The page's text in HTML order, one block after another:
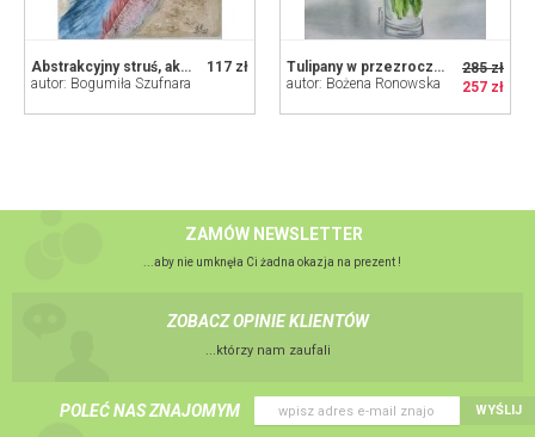
117 zł
Abstrakcyjny struś, akwarela.
autor: Bogumiła Szufnara
285 zł
257 zł
Tulipany w przezroczystym wazonie
autor: Bożena Ronowska
ZAMÓW NEWSLETTER
...aby nie umknęła Ci żadna okazja na prezent !
ZOBACZ OPINIE KLIENTÓW
...którzy nam zaufali
POLEĆ NAS ZNAJOMYM WYŚLIJ